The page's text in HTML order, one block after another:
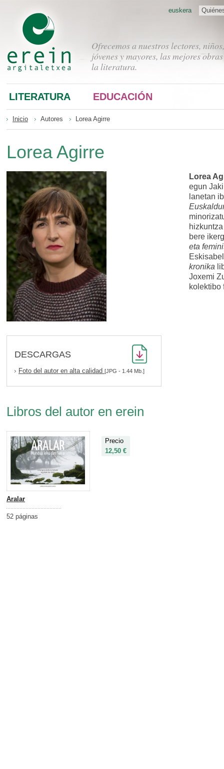
Ofrecemos a nuestros lectores, niños,
jóvenes y mayores, las mejores
la literatura.
euskera
LITERATURA EDUCACIÓN
Inicio Autores Lorea Agirre
Lorea Agirre
DESCARGAS
Foto del autor en alta calidad [JPG - 1.44 Mb.]
Lorea
egun
lanetan
bere
eta
kronika
Joxemi
kolektibo
Libros del autor en erein
Precio
12,50 €
Aralar
52 páginas